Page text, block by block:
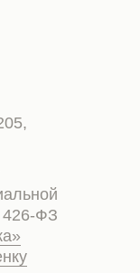
426-ФЗ